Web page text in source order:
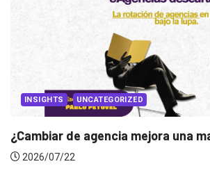
mejora una marca? La...